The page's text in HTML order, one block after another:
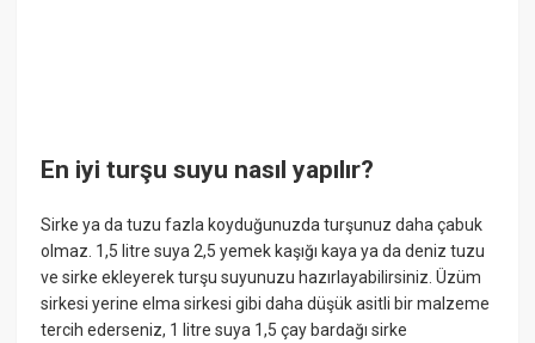
En iyi turşu suyu nasıl yapılır?
Sirke ya da tuzu fazla koyduğunuzda turşunuz daha çabuk
olmaz. 1,5 litre suya 2,5 yemek kaşığı kaya ya da deniz tuzu
ve sirke ekleyerek turşu suyunuzu hazırlayabilirsiniz. Üzüm
sirkesi yerine elma sirkesi gibi daha düşük asitli bir malzeme
tercih ederseniz, 1 litre suya 1,5 çay bardağı sirke